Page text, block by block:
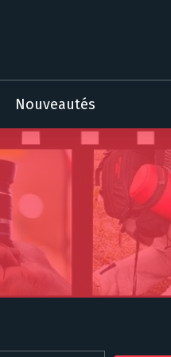
Nouveautés